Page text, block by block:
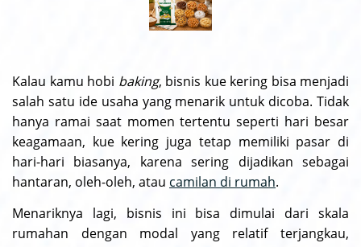
Kalau kamu hobi baking, bisnis kue kering bisa menjadi
salah satu ide usaha yang menarik untuk dicoba. Tidak
hanya ramai saat momen tertentu seperti hari besar
keagamaan, kue kering juga tetap memiliki pasar di
hari-hari biasanya, karena sering dijadikan sebagai
hantaran, oleh-oleh, atau camilan di rumah.
Menariknya lagi, bisnis ini bisa dimulai dari skala
rumahan dengan modal yang relatif terjangkau,